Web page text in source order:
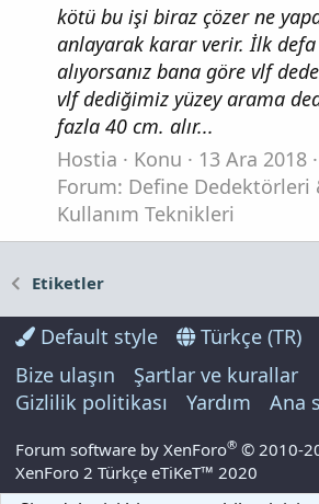
kötü bu işi biraz çözer ne
anlayarak karar verir. İlk
alıyorsanız bana göre vlf
vlf dediğimiz yüzey arama
fazla 40 cm. alır...
Hostia
Konu 13 Ara 2018
Forum: Define Dedektörleri
Kullanım Teknikleri
Etiketler
Default style
Türkçe (TR)
Bize ulaşın
Şartlar ve kurallar
Gizlilik politikası
Yardım Ana
Forum software by XenForo® © 2010-
XenForo 2 Türkçe eTiKeT™ 2020